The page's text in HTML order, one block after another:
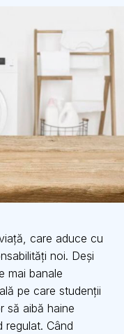
care aduce cu
noi. Deși
mai banale
pe care studenții
să aibă haine
regulat. Când